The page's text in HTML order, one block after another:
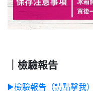
｜檢驗報告
▶️檢驗報告（請點擊我）